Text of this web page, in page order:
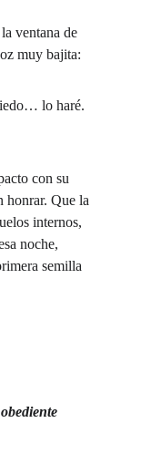
ventana de
muy bajita:
lo haré.
con su
honrar. Que la
internos,
noche,
semilla